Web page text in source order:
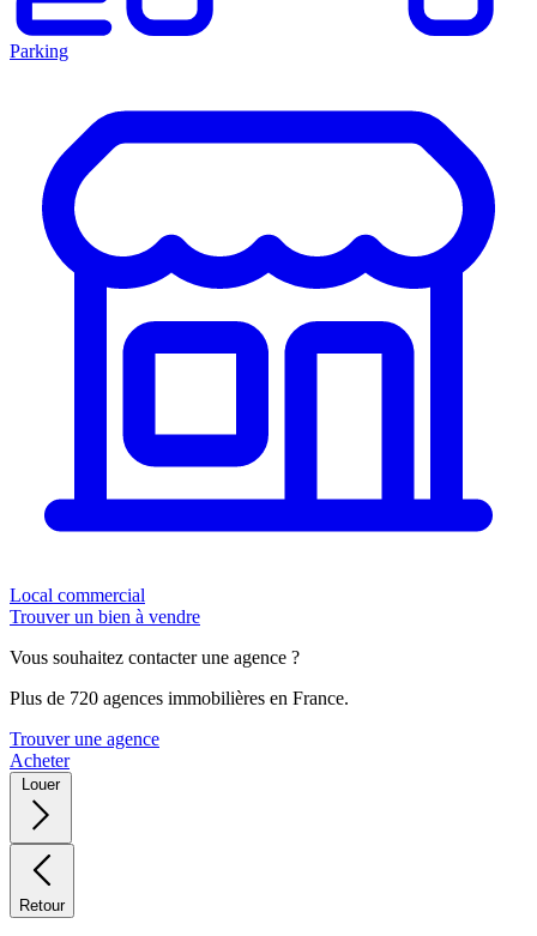
Parking
Local commercial
Trouver un bien à vendre
Vous souhaitez contacter une agence ?
Plus de 720 agences immobilières en France.
Trouver une agence
Acheter
Louer
Retour